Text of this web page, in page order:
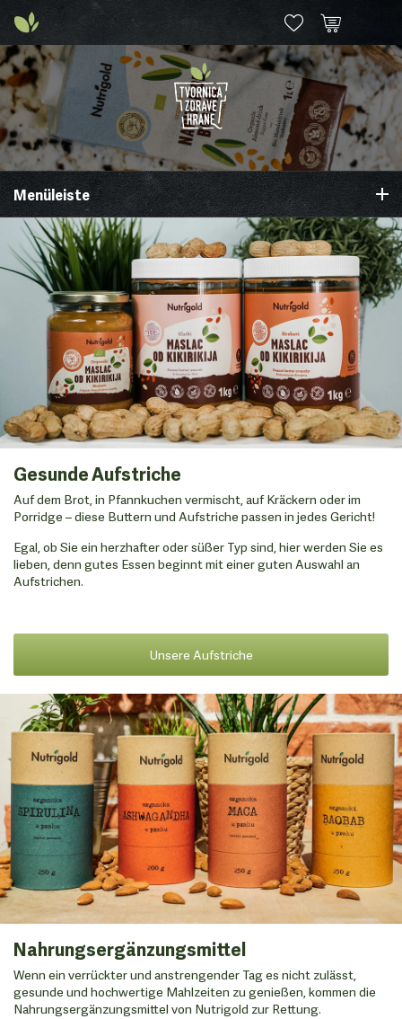
Menüleiste
Home
Aufstriche
Nahrungsergänzungsmittel
Natürliche Süßungsmittel
Snacks
Neues
Angebot
Gesunde Aufstriche
Auf dem Brot, in Pfannkuchen vermischt, auf Kräckern oder im
Porridge – diese Buttern und Aufstriche passen in jedes Gericht!
Egal, ob Sie ein herzhafter oder süßer Typ sind, hier werden Sie es
lieben, denn gutes Essen beginnt mit einer guten Auswahl an
Aufstrichen.
Unsere Aufstriche
Nahrungsergänzungsmittel
Wenn ein verrückter und anstrengender Tag es nicht zulässt,
gesunde und hochwertige Mahlzeiten zu genießen, kommen die
Nahrungsergänzungsmittel von Nutrigold zur Rettung.